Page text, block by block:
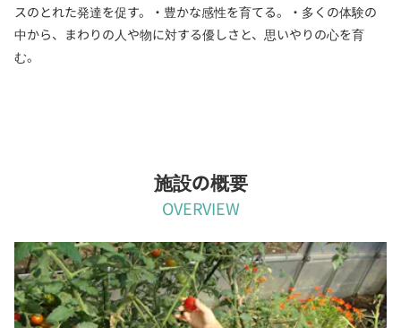
スのとれた発達を促す。・豊かな感性を育てる。・多くの体験の
中から、まわりの人や物に対する優しさと、思いやりの心を育
む。
施設の概要
OVERVIEW